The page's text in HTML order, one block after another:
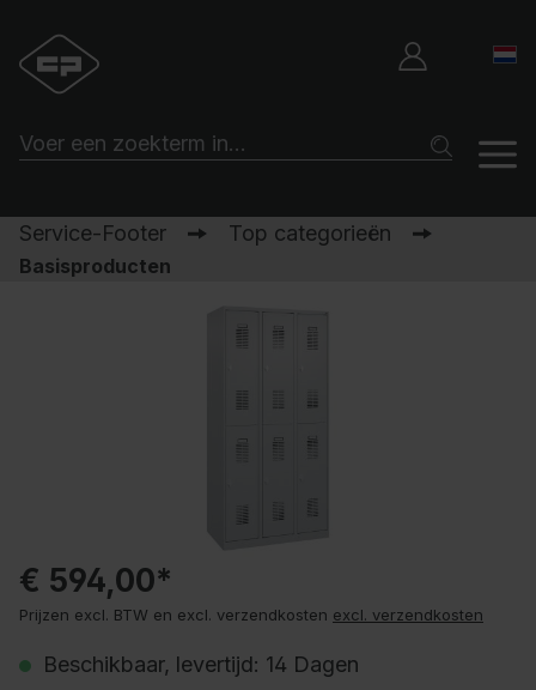
Service-Footer Top categorieën
Basisproducten
€ 594,00*
Prijzen excl. BTW en excl. verzendkosten excl. verzendkosten
Beschikbaar, levertijd: 14 Dagen